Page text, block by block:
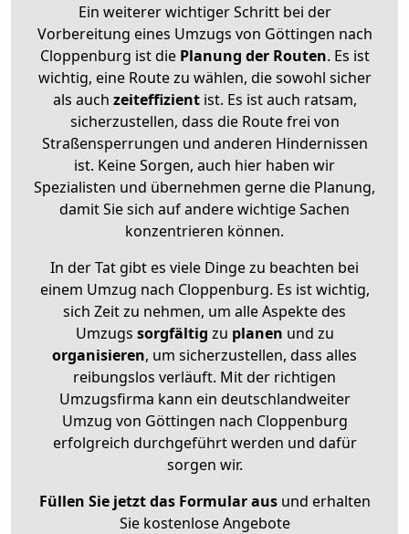
Ein weiterer wichtiger Schritt bei der
Vorbereitung eines Umzugs von Göttingen nach
Cloppenburg ist diePlanung der Routen. Es ist
wichtig, eine Route zu wählen, die sowohl sicher
als auch zeiteffizientist. Es ist auch ratsam,
sicherzustellen, dass die Route frei von
Straßensperrungen und anderen Hindernissen
ist. Keine Sorgen, auch hier haben wir
Spezialisten und übernehmen gerne die Planung,
damit Sie sich auf andere wichtige Sachen
konzentrieren können.
In der Tat gibt es viele Dinge zu beachten bei
einem Umzug nach Cloppenburg. Es ist wichtig,
sich Zeit zu nehmen, um alle Aspekte des
Umzugs sorgfältig zu planen und zu
organisieren, um sicherzustellen, dass alles
reibungslos verläuft. Mit der richtigen
Umzugsfirma kann ein deutschlandweiter
Umzug von Göttingen nach Cloppenburg
erfolgreich durchgeführt werden und dafür
sorgen wir.
Füllen Sie jetzt das Formular ausund erhalten
Sie kostenlose Angebote